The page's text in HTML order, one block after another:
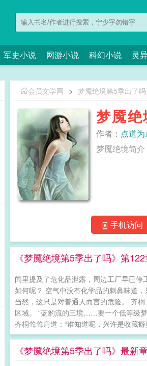
军史小说 网游小说 科幻小说 灵
会员文学网 > 梦魇绝境第5季出了吗
梦魇
作者： 点道为
手机访问
《梦魇绝境第5季出了吗》第
闻里提及了危化品泄露，周边工厂早已
如何呢？ 空气中没有化学品的刺鼻味道
当然，这只是对普通人而言的危险。 齐
区域。 “蓝豹流的三境……要一个低等级
齐桐耸耸肩道：“谁知道呢，兴许是收藏
《梦魇绝境第5季出了吗》最新